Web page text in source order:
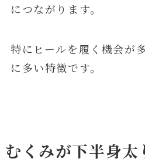
につながります。
特にヒールを履く機会が
に多い特徴です。
むくみが下半身